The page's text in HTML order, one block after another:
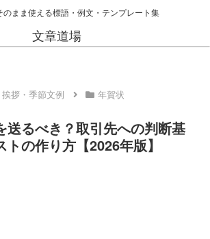
のまま使える標語・例文・テンプレート集
文章道場
拶・季節文例 年賀状
送るべき？取引先への判断基
の作り方【2026年版】